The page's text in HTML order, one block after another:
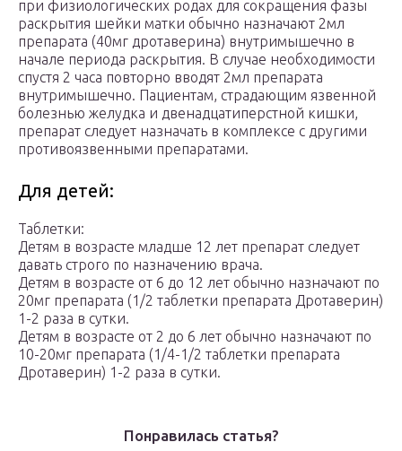
при физиологических родах для сокращения фазы
раскрытия шейки матки обычно назначают 2мл
препарата (40мг дротаверина) внутримышечно в
начале периода раскрытия. В случае необходимости
спустя 2 часа повторно вводят 2мл препарата
внутримышечно. Пациентам, страдающим язвенной
болезнью желудка и двенадцатиперстной кишки,
препарат следует назначать в комплексе с другими
противоязвенными препаратами.
Для детей:
Таблетки:
Детям в возрасте младше 12 лет препарат следует
давать строго по назначению врача.
Детям в возрасте от 6 до 12 лет обычно назначают по
20мг препарата (1/2 таблетки препарата Дротаверин)
1-2 раза в сутки.
Детям в возрасте от 2 до 6 лет обычно назначают по
10-20мг препарата (1/4-1/2 таблетки препарата
Дротаверин) 1-2 раза в сутки.
Понравилась статья?